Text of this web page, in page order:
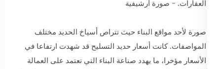
صورة لأحد مواقع البناء حيث تتراص أسياخ الحديد مختلف
المواصفات. كانت أسعار حديد التسليح قد شهدت ارتفاعا في
الأسعار مؤخرا، ما يهدد صناعة البناء التي تعتمد على العمالة